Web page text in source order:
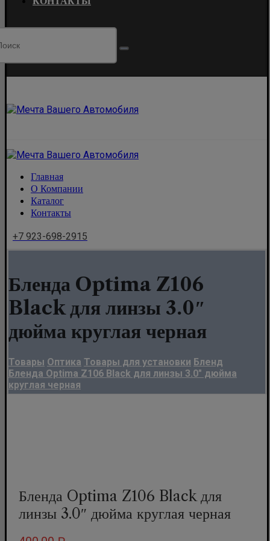
Главная
О Компании
Каталог
Контакты
+7 923-698-2915
Бленда Optima Z106
Black для линзы 3.0″
дюйма круглая черная
Товары Оптика Товары для установки Бленд
Бленда Optima Z106 Black для линзы 3.0" дюйма
круглая черная
Бленда Optima Z106 Black для
линзы 3.0″ дюйма круглая черная